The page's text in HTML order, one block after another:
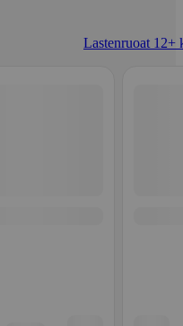
Lastenruoat 12+